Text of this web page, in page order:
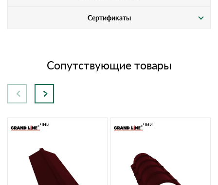
Сертификаты
Сопутствующие товары
В наличии В наличии